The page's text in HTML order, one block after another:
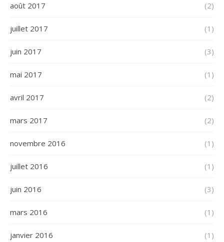
août 2017 (2)
juillet 2017 (1)
juin 2017 (3)
mai 2017 (1)
avril 2017 (2)
mars 2017 (2)
novembre 2016 (1)
juillet 2016 (1)
juin 2016 (3)
mars 2016 (1)
janvier 2016 (1)